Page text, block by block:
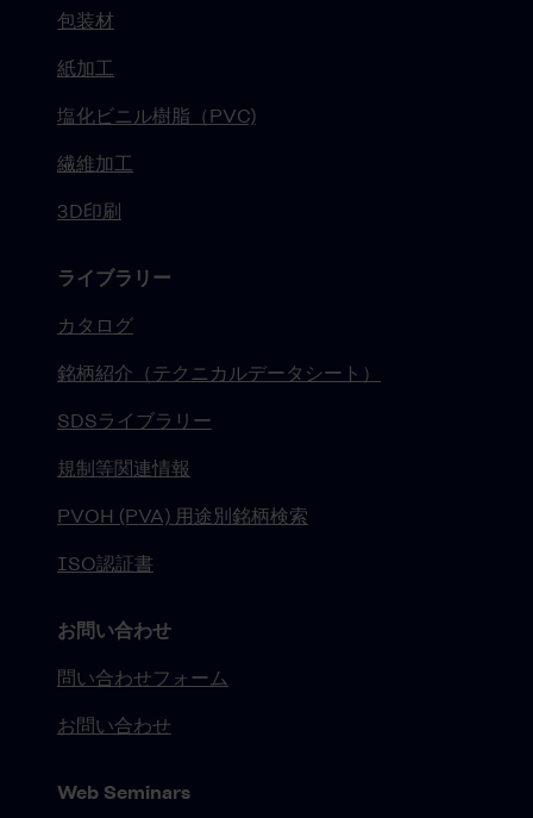
包装材
紙加工
塩化ビニル樹脂（PVC)
繊維加工
3D印刷
ライブラリー
カタログ
銘柄紹介（テクニカルデータシート）
SDSライブラリー
規制等関連情報
PVOH (PVA) 用途別銘柄検索
ISO認証書
お問い合わせ
問い合わせフォーム
お問い合わせ
Web Seminars